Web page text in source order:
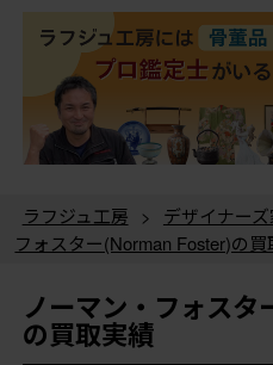
ラフジュ工房 > デザイナー
フォスター(Norman Foster)の
ノーマン・フォス
の買取実績